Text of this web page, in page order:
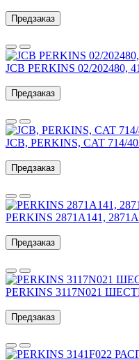
Предзаказ
JCB PERKINS 02/
Предзаказ
JCB, PERKINS, CAT 714/
Предзаказ
PERKINS 2871A141,
Предзаказ
PERKINS 3117N021
Предзаказ